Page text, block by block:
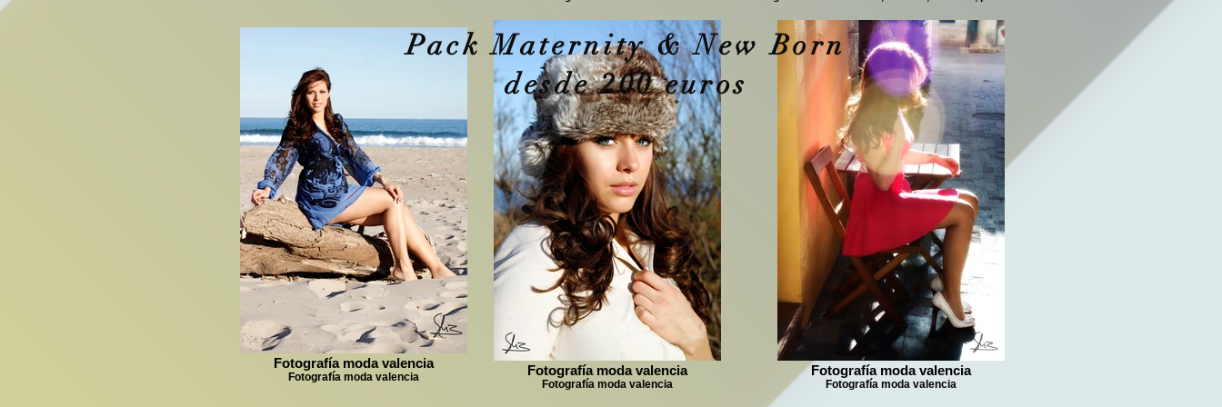
Fotografía moda valencia
Fotografía moda valencia Fotografía moda valencia
Fotografía moda valencia
Fotografía moda valencia
Fotografía moda valencia
Pack Maternity & New Born
desde 200 euros